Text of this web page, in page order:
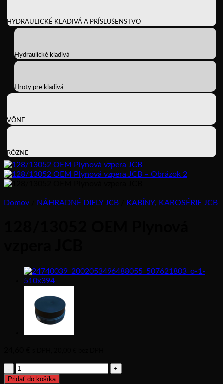
HYDRAULICKÉ KLADIVÁ A PRÍSLUŠENSTVO
Hydraulické kladivá
Hroty pre kladivá
VÔNE
RÔZNE
Domov NÁHRADNÉ DIELY JCB KABÍNY, KAROSÉRIE JCB
množstvo
128/13052
Pridať do košíka